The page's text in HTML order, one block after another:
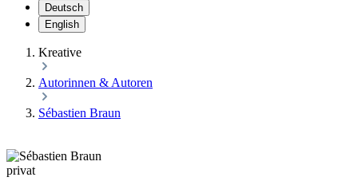
Deutsch
English
Kreative
Autorinnen & Autoren
Sébastien Braun
privat